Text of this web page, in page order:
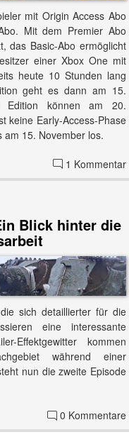
mit Origin Access Abo
Mit dem Premier Abo
das Basic-Abo ermöglicht
einer Xbox One mit
heute 10 Stunden lang
geht es dann am 15.
Edition können am 20.
keine Early-Access-Phase
15. November los.
1 Kommentar
Blick hinter die
sich detaillierter für die
eine interessante
Effektgewitter kommen
während einer
nun die zweite Episode
0 Kommentare